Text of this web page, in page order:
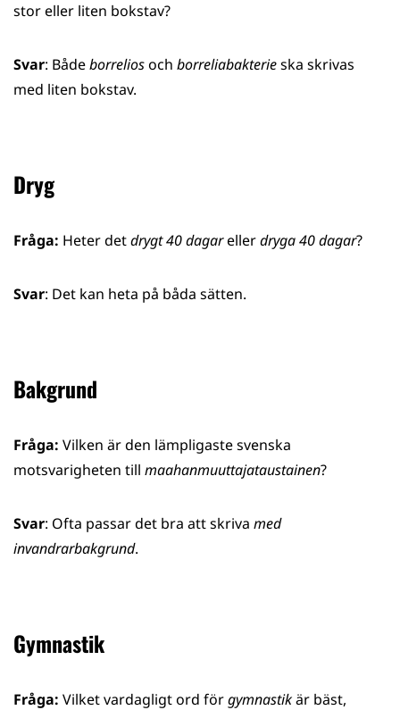
stor eller liten bokstav?
Svar: Bådeborreliosoch borreliabakterieska skrivas
med liten bokstav.
Dryg
Fråga: Heter detdrygt 40 dagarellerdryga 40 dagar?
Svar: Det kan heta på båda sätten.
Bakgrund
Fråga: Vilken är den lämpligaste svenska
motsvarigheten till maahanmuuttajataustainen?
Svar: Ofta passar det bra att skriva med
invandrarbakgrund.
Gymnastik
Fråga: Vilket vardagligt ord förgymnastikär bäst,